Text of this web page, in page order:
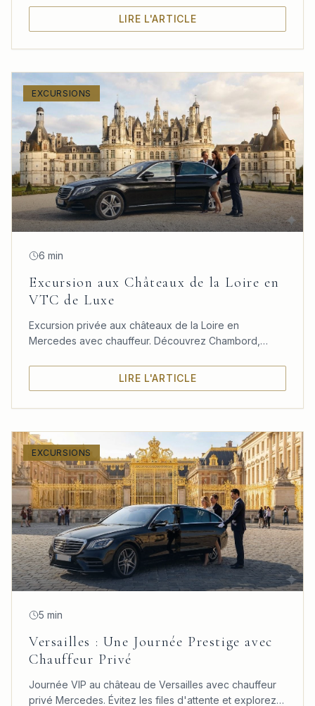
LIRE L'ARTICLE
EXCURSIONS
6 min
Excursion aux Châteaux de la Loire en
VTC de Luxe
Excursion privée aux châteaux de la Loire en
Mercedes avec chauffeur. Découvrez Chambord,
LIRE L'ARTICLE
EXCURSIONS
5 min
Versailles : Une Journée Prestige avec
Chauffeur Privé
Journée VIP au château de Versailles avec chauffeur
privé Mercedes. Évitez les files d'attente et explorez